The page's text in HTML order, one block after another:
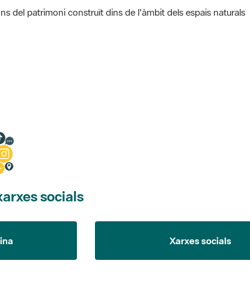
del patrimoni construït dins de l'àmbit dels espais naturals
és de 0 estrelles de 5.
socials
Xarxes socials